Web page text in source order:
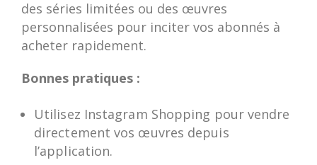
des séries limitées ou des œuvres
personnalisées pour inciter vos abonnés à
acheter rapidement.
Bonnes pratiques :
Utilisez Instagram Shopping pour vendre
directement vos œuvres depuis
l’application.